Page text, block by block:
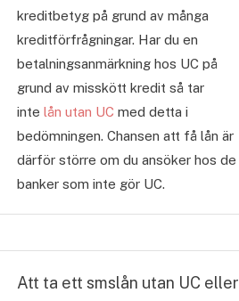
kreditbetyg på grund av många
kreditförfrågningar. Har du en
betalningsanmärkning hos UC på
grund av misskött kredit så tar
inte lån utan UC med detta i
bedömningen. Chansen att få lån är
därför större om du ansöker hos de
banker som inte gör UC.
Att ta ett smslån utan UC eller